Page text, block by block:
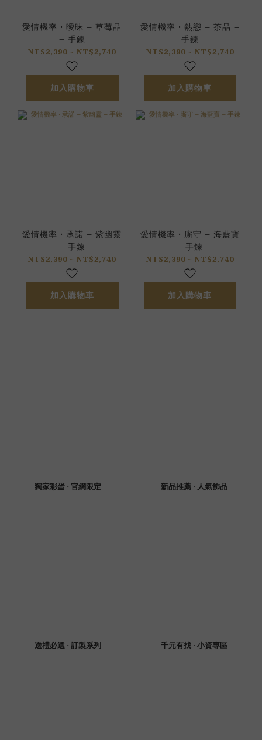
愛情機率 • 曖昧 – 草莓晶
– 手鍊
NT$2,390 ~ NT$2,740
加入購物車
愛情機率 • 熱戀 – 茶晶 –
手鍊
NT$2,390 ~ NT$2,740
加入購物車
愛情機率 • 承諾 – 紫幽靈
– 手鍊
NT$2,390 ~ NT$2,740
加入購物車
愛情機率 • 廝守 – 海藍寶
– 手鍊
NT$2,390 ~ NT$2,740
加入購物車
獨家彩蛋 · 官網限定 新品推薦 · 人氣飾品
送禮必選 · 訂製系列 千元有找 · 小資專區